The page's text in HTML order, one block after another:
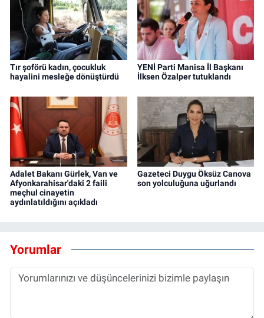
Tır şoförü kadın, çocukluk
hayalini mesleğe dönüştürdü
YENİ Parti Manisa İl Başkanı
İlksen Özalper tutuklandı
Adalet Bakanı Gürlek, Van ve
Afyonkarahisar'daki 2 faili
meçhul cinayetin
aydınlatıldığını açıkladı
Gazeteci Duygu Öksüz Canova
son yolculuğuna uğurlandı
Yorumlar